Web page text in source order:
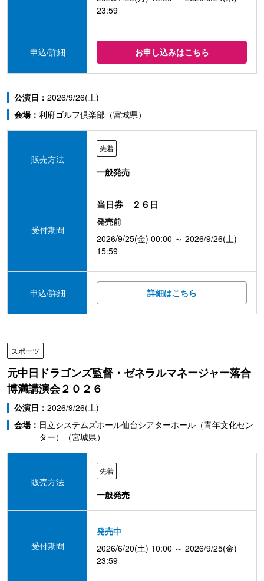
23:59
申込/詳細 お申し込みはこちら
公演日： 2026/9/26(土)
会場： 利府ゴルフ倶楽部（宮城県）
販売方法
先着
一般発売
受付期間
当日券 ２６日
発売前
2026/9/25(金) 00:00 ～ 2026/9/26(土)
15:59
申込/詳細 詳細はこちら
スポーツ
元中日ドラゴンズ監督・ゼネラルマネージャー落合
博満講演会２０２６
公演日： 2026/9/26(土)
会場： 日立システムズホール仙台シアターホール（青年文化セン
ター）（宮城県）
販売方法
先着
一般発売
受付期間
発売中
2026/6/20(土) 10:00 ～ 2026/9/25(金)
23:59